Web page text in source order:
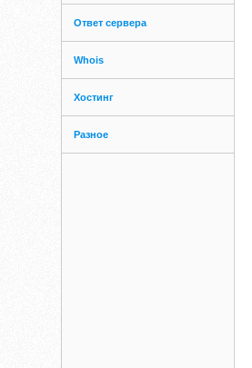
Ответ сервера
Whois
Хостинг
Разное